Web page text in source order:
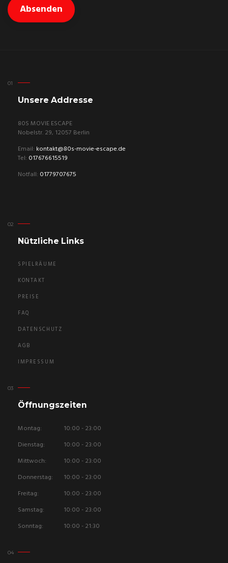
Unsere Addresse
80S MOVIE ESCAPE
Nobelstr. 29, 12057 Berlin
Email: kontakt@80s-movie-escape.de
Tel: 017676615519
Notfall: 01779707675
Nützliche Links
SPIELRÄUME
KONTAKT
PREISE
FAQ
DATENSCHUTZ
AGB
IMPRESSUM
Öffnungszeiten
Montag:
10:00 - 23:00
Dienstag:
10:00 - 23:00
Mittwoch:
10:00 - 23:00
Donnerstag:
10:00 - 23:00
Freitag:
10:00 - 23:00
Samstag:
10:00 - 23:00
Sonntag:
10:00 - 21:30